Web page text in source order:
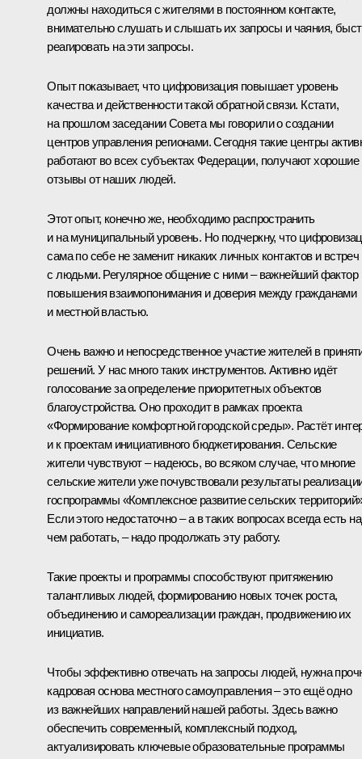
должны находиться с жителями в постоянном контакте,
внимательно слушать и слышать их запросы и чаяния,
реагировать на эти запросы.
Опыт показывает, что цифровизация повышает уровень
качества и действенности такой обратной связи. Кстати,
на прошлом заседании Совета мы говорили о создании
центров управления регионами. Сегодня такие центры
работают во всех субъектах Федерации, получают хорошие
отзывы от наших людей.
Этот опыт, конечно же, необходимо распространить
и на муниципальный уровень. Но подчеркну, что
сама по себе не заменит никаких личных контактов и встреч
с людьми. Регулярное общение с ними – важнейший фактор
повышения взаимопонимания и доверия между гражданами
и местной властью.
Очень важно и непосредственное участие жителей в
решений. У нас много таких инструментов. Активно идёт
голосование за определение приоритетных объектов
благоустройства. Оно проходит в рамках проекта
«Формирование комфортной городской среды». Растёт
и к проектам инициативного бюджетирования. Сельские
жители чувствуют – надеюсь, во всяком случае, что многие
сельские жители уже почувствовали результаты
госпрограммы «Комплексное развитие сельских
Если этого недостаточно – а в таких вопросах всегда есть
чем работать, – надо продолжать эту работу.
Такие проекты и программы способствуют притяжению
талантливых людей, формированию новых точек роста,
объединению и самореализации граждан, продвижению их
инициатив.
Чтобы эффективно отвечать на запросы людей, нужна
кадровая основа местного самоуправления – это ещё одно
из важнейших направлений нашей работы. Здесь важно
обеспечить современный, комплексный подход,
актуализировать ключевые образовательные программы